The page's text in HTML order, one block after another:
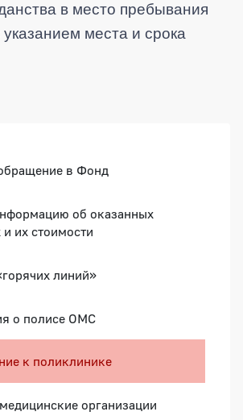
в место пребывания
указанием места и срока
в Фонд
об оказанных
и их стоимости
линий»
о полисе ОМС
к поликлинике
организации